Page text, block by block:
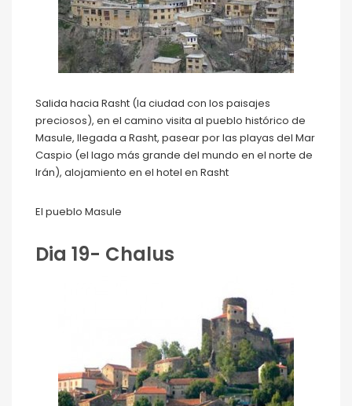
Salida hacia Rasht (la ciudad con los paisajes
preciosos), en el camino visita al pueblo histórico de
Masule, llegada a Rasht, pasear por las playas del Mar
Caspio (el lago más grande del mundo en el norte de
Irán), alojamiento en el hotel en Rasht
El pueblo Masule
Dia 19- Chalus